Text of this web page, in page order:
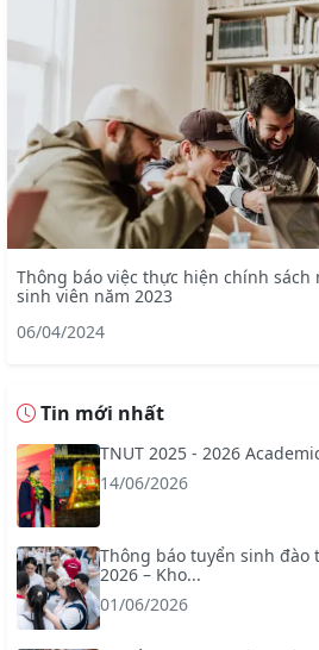
Thông báo việc thực hiện chính
sinh viên năm 2023
06/04/2024
Tin mới nhất
TNUT 2025 - 2026
14/06/2026
Thông báo tuyển sinh đào
2026 – Kho...
01/06/2026